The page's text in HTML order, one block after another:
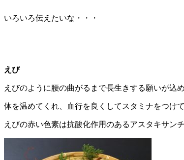
いろいろ伝えたいな・・・
えび
えびのように腰の曲がるまで長生きする願いが込
体を温めてくれ、血行を良くしてスタミナをつけて
えびの赤い色素は抗酸化作用のあるアスタキサン